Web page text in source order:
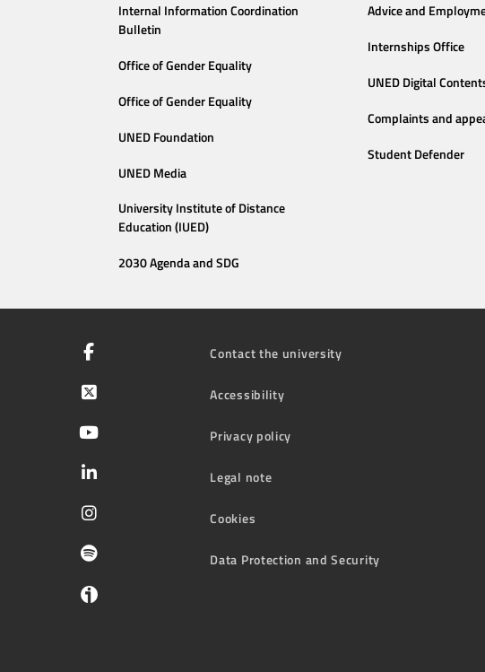
Internal Information Coordination
Bulletin
Office of Gender Equality
Office of Gender Equality
UNED Foundation
UNED Media
University Institute of Distance
Education (IUED)
2030 Agenda and SDG
Advice and
Internships Office
UNED Digital
Complaints and
Student Defender
Contact the university
Accessibility
Privacy policy
Legal note
Cookies
Data Protection and Security